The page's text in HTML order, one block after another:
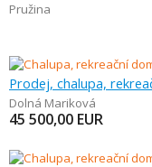
Pružina
Prodej, chalupa,
Dolná Mariková
45 500,00 EUR